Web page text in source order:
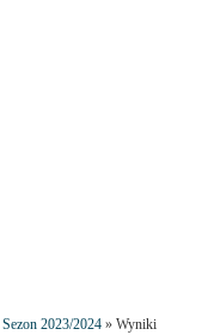
Sezon 2023/2024» Wyniki